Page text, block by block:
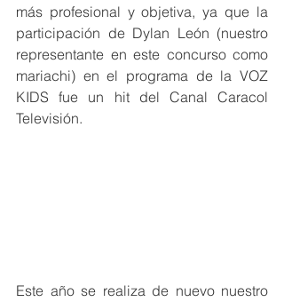
más profesional y objetiva, ya que la
participación de Dylan León (nuestro
representante en este concurso como
mariachi) en el programa de la VOZ
KIDS fue un hit del Canal Caracol
Televisión.
Este año se realiza de nuevo nuestro